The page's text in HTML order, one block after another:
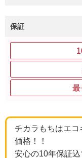
保証
最
チカラもちはエ
価格！！
安心の10年保証込